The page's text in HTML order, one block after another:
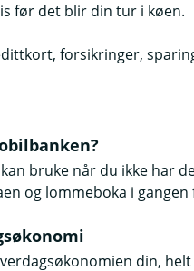
før det blir din tur i køen.
forsikringer,
bruke når du ikke har
og lommeboka i
din,